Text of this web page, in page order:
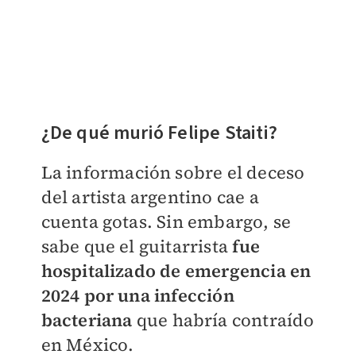
¿De qué murió Felipe Staiti?
La información sobre el deceso
del artista argentino cae a
cuenta gotas. Sin embargo, se
sabe que el guitarristafue
hospitalizado de emergencia en
2024 por una infección
bacteriana que habría contraído
en México.